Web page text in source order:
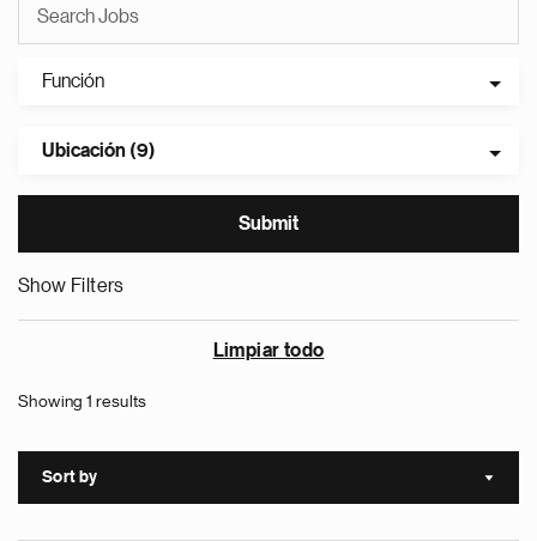
Función
Ubicación (9)
Show Filters
Limpiar todo
Showing 1 results
Sort by Sort